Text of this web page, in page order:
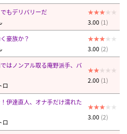
もデリバリーだ
3.00 (1)
豪族か？
3.00 (2)
はノンアル取る庵野派手、バ
ロ
2.00 (1)
伊達直人、オナ手だけ濡れた
ロ
3.00 (2)